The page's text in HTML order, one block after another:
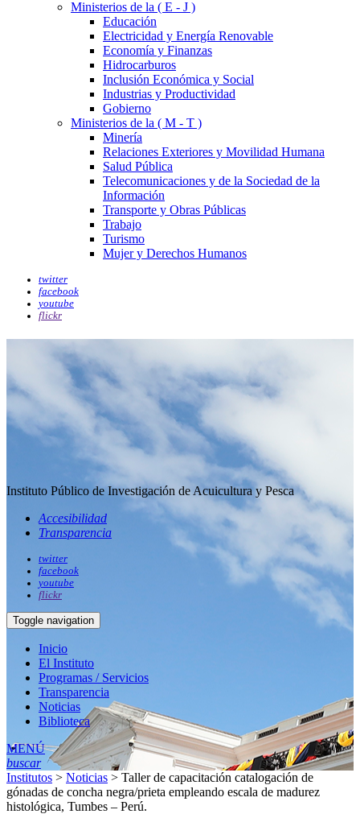
Ministerios de la ( E - J )
Educación
Electricidad y Energía Renovable
Economía y Finanzas
Hidrocarburos
Inclusión Económica y Social
Industrias y Productividad
Gobierno
Ministerios de la ( M - T )
Minería
Relaciones Exteriores y Movilidad Humana
Salud Pública
Telecomunicaciones y de la Sociedad de la
Información
Transporte y Obras Públicas
Trabajo
Turismo
Mujer y Derechos Humanos
twitter
facebook
youtube
flickr
Instituto Público de Investigación de Acuicultura y Pesca
Accesibilidad
Transparencia
twitter
facebook
youtube
flickr
Toggle navigation
Inicio
El Instituto
Programas / Servicios
Transparencia
Noticias
Biblioteca
MENÚ
buscar
Institutos > Noticias > Taller de capacitación catalogación de
gónadas de concha negra/prieta empleando escala de madurez
histológica, Tumbes – Perú.